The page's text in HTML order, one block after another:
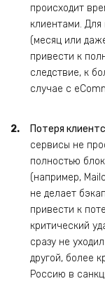
происходит
клиентами.
(месяц или
привести к
следствие, к
случае с
Потеря
сервисы не
полностью
(например,
не делает
привести к
критический
сразу не
другой, более
Россию в